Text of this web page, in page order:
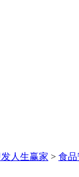
人生赢家 > 食